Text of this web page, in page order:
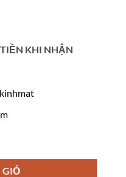
KHI NHẬN